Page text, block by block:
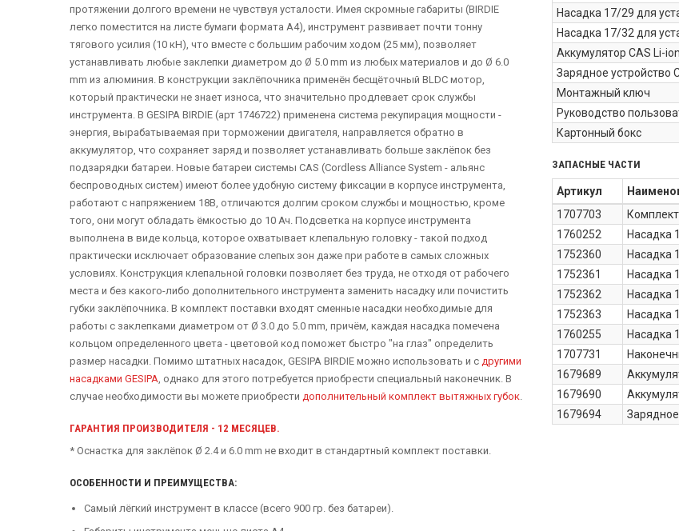
протяжении долгого времени не чувствуя усталости. Имея скромные габариты (BIRDIE
легко поместится на листе бумаги формата А4), инструмент развивает почти тонну
тягового усилия (10 кН), что вместе с большим рабочим ходом (25 мм), позволяет
устанавливать любые заклепки диаметром до Ø 5.0 mm из любых материалов и до Ø 6.0
mm из алюминия. В конструкции заклёпочника применён бесщёточный BLDC мотор,
который практически не знает износа, что значительно продлевает срок службы
инструмента. В GESIPA BIRDIE (арт 1746722) применена система рекупирация мощности -
энергия, вырабатываемая при торможении двигателя, направляется обратно в
аккумулятор, что сохраняет заряд и позволяет устанавливать больше заклёпок без
подзарядки батареи. Новые батареи системы CAS (Cordless Alliance System - альянс
беспроводных систем) имеют более удобную систему фиксации в корпусе инструмента,
работают с напряжением 18В, отличаются долгим сроком службы и мощностью, кроме
того, они могут обладать ёмкостью до 10 Ач. Подсветка на корпусе инструмента
выполнена в виде кольца, которое охватывает клепальную головку - такой подход
практически исключает образование слепых зон даже при работе в самых сложных
условиях. Конструкция клепальной головки позволяет без труда, не отходя от рабочего
места и без какого-либо дополнительного инструмента заменить насадку или почистить
губки заклёпочника. В комплект поставки входят сменные насадки необходимые для
работы с заклепками диаметром от Ø 3.0 до 5.0 mm, причём, каждая насадка помечена
кольцом определенного цвета - цветовой код поможет быстро "на глаз" определить
размер насадки. Помимо штатных насадок, GESIPA BIRDIE можно использовать и с другими
насадками GESIPA, однако для этого потребуется приобрести специальный наконечник. В
случае необходимости вы можете приобрести дополнительный комплект вытяжных губок.
ГАРАНТИЯ ПРОИЗВОДИТЕЛЯ - 12 МЕСЯЦЕВ.
* Оснастка для заклёпок Ø 2.4 и 6.0 mm не входит в стандартный комплект поставки.
ОСОБЕННОСТИ И ПРЕИМУЩЕСТВА:
Самый лёгкий инструмент в классе (всего 900 гр. без батареи).
Насадка 17/29 для
Насадка 17/32 для
Аккумулятор CAS Li-
Зарядное устройство
Монтажный ключ
Руководство
Картонный бокс
ЗАПАСНЫЕ ЧАСТИ
Артикул
1707703
1760252
Насадка
1752360
Насадка
1752361
Насадка
1752362
Насадка
1752363
Насадка
1760255
Насадка
1707731
1679689
1679690
1679694
Зарядное